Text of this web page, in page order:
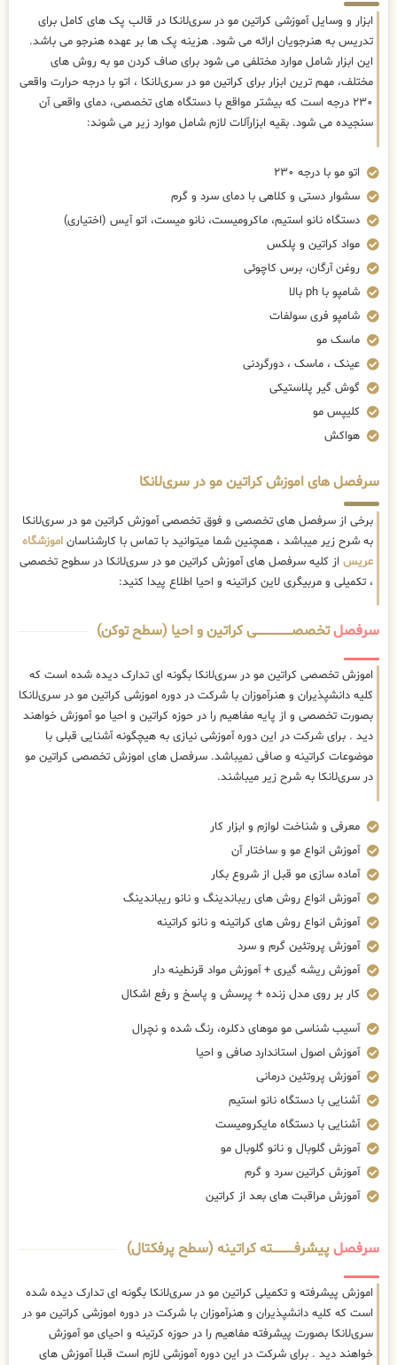
ابزار و وسایل آموزشی کراتین مو در سری‌لانکا در قالب پک های کامل برای
تدریس به هنرجویان ارائه می شود. هزینه پک ها بر عهده هنرجو می باشد.
این ابزار شامل موارد مختلفی می شود برای صاف کردن مو به روش های
مختلف، مهم ترین ابزار برای کراتین مو در سری‌لانکا ، اتو با درجه حرارت واقعی
۲۳۰ درجه است که بیشتر مواقع با دستگاه های تخصصی، دمای واقعی آن
سنجیده می شود. بقیه ابزارآلات لازم شامل موارد زیر می شوند:
اتو مو با درجه ۲۳۰
سشوار دستی و کلاهی با دمای سرد و گرم
دستگاه نانو استیم، ماکرومیست، نانو میست، اتو آیس (اختیاری)
مواد کراتین و پلکس
روغن آرگان، برس کاچوئی
شامپو با ph بالا
شامپو فری سولفات
ماسک مو
عینک ، ماسک ، دورگردنی
گوش گیر پلاستیکی
کلیپس مو
هواکش
سرفصل های اموزش کراتین مو در سری‌لانکا
برخی از سرفصل های تخصصی و فوق تخصصی آموزش کراتین مو در سری‌لانکا
به شرح زیر میباشد ، همچنین شما میتوانید با تماس با کارشناسان اموزشگاه
عریس از کلیه سرفصل های آموزش کراتین مو در سری‌لانکا در سطوح تخصصی
، تکمیلی و مربیگری لاین کراتینه و احیا اطلاع پیدا کنید:
سرفصلتخصصــــــــــــــــــــی کراتین و احیا (سطح توکن)
اموزش تخصصی کراتین مو در سری‌لانکا بگونه ای تدارک دیده شده است که
کلیه دانشپذیران و هنرآموزان با شرکت در دوره اموزشی کراتین مو در سری‌لانکا
بصورت تخصصی و از پایه مفاهیم را در حوزه کراتین و احیا مو آموزش خواهند
دید . برای شرکت در این دوره آموزشی نیازی به هیچگونه آشنایی قبلی با
موضوعات کراتینه و صافی نمیباشد. سرفصل های اموزش تخصصی کراتین مو
در سری‌لانکا به شرح زیر میباشند.
معرفی و شناخت لوازم و ابزار کار
آموزش انواع مو و ساختار آن
آماده سازی مو قبل از شروع بکار
آموزش انواع روش های ریباندینگ و نانو ریباندینگ
آموزش انواع روش های کراتینه و نانو کراتینه
آموزش پروتئین گرم و سرد
آموزش ریشه گیری + آموزش مواد قرنطینه دار
کار بر روی مدل زنده + پرسش و پاسخ و رفع اشکال
آسیب شناسی مو موهای دکلره، رنگ شده و نچرال
آموزش اصول استاندارد صافی و احیا
آموزش پروتئین درمانی
آشنایی با دستگاه نانو استیم
آشنایی با دستگاه مایکرومیست
آموزش گلوبال و نانو گلوبال مو
آموزش کراتین سرد و گرم
آموزش مراقبت های بعد از کراتین
سرفصلپیشرفــــــــــــته کراتینه (سطح پرفکتال)
اموزش پیشرفته و تکمیلی کراتین مو در سری‌لانکا بگونه ای تدارک دیده شده
است که کلیه دانشپذیران و هنرآموزان با شرکت در دوره اموزشی کراتین مو در
سری‌لانکا بصورت پیشرفته مفاهیم را در حوزه کرتینه و احیای مو آموزش
خواهند دید . برای شرکت در این دوره آموزشی لازم است قبلا آموزش های